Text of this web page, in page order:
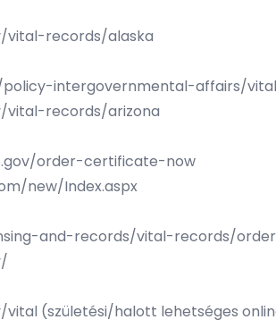
vital-records/alaska
policy-intergovernmental-affairs/
records/arizona
order-certificate-now
new/Index.aspx
and-records/vital-records/
vital (születési/halott lehetséges